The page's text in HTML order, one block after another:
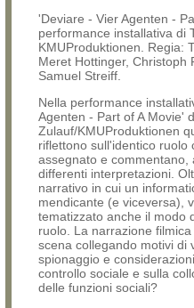
'Deviare - Vier Agenten -
performance installativa di
KMUProduktionen. Regia:
Meret Hottinger, Christoph
Samuel Streiff.
Nella performance
Agenten - Part of A Movie'
Zulauf/KMUProduktionen
riflettono sull'identico ruolo
assegnato e commentano,
differenti interpretazioni.
narrativo in cui un
mendicante (e viceversa),
tematizzato anche il modo
ruolo. La narrazione
scena collegando motivi di
spionaggio e
controllo sociale e sulla
delle funzioni sociali?